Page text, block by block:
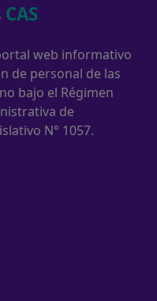
CAS
web informativo
de personal de las
bajo el Régimen
de
N° 1057.